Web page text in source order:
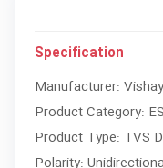
Specification
Manufacturer: Vishay
Product Category:
Product Type: TVS
Polarity: